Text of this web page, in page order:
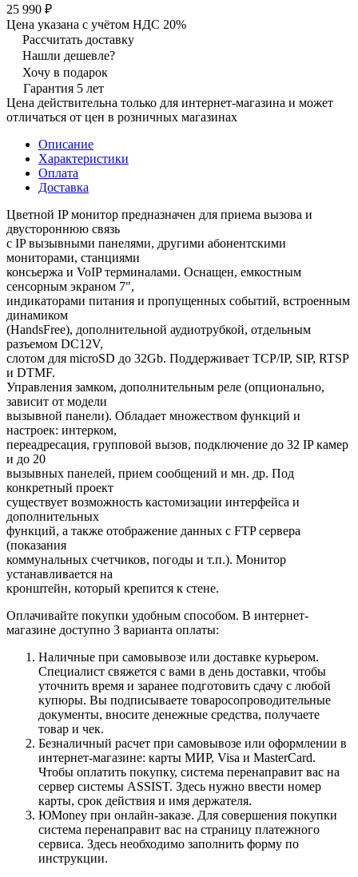
25 990 ₽
Цена указана с учётом НДС 20%
Рассчитать доставку
Нашли дешевле?
Хочу в подарок
Гарантия 5 лет
Цена действительна только для интернет-магазина и может
отличаться от цен в розничных магазинах
Описание
Характеристики
Оплата
Доставка
Цветной IP монитор предназначен для приема вызова и
двустороннюю связь
с IP вызывными панелями, другими абонентскими
мониторами, станциями
консьержа и VoIP терминалами. Оснащен, емкостным
сенсорным экраном 7",
индикаторами питания и пропущенных событий, встроенным
динамиком
(HandsFree), дополнительной аудиотрубкой, отдельным
разъемом DC12V,
слотом для microSD до 32Gb. Поддерживает TCP/IP, SIP, RTSP
и DTMF.
Управления замком, дополнительным реле (опционально,
зависит от модели
вызывной панели). Обладает множеством функций и
настроек: интерком,
переадресация, групповой вызов, подключение до 32 IP камер
и до 20
вызывных панелей, прием сообщений и мн. др. Под
конкретный проект
существует возможность кастомизации интерфейса и
дополнительных
функций, а также отображение данных с FTP сервера
(показания
коммунальных счетчиков, погоды и т.п.). Монитор
устанавливается на
кронштейн, который крепится к стене.
Оплачивайте покупки удобным способом. В интернет-
магазине доступно 3 варианта оплаты:
Наличные при самовывозе или доставке курьером.
Специалист свяжется с вами в день доставки, чтобы
уточнить время и заранее подготовить сдачу с любой
купюры. Вы подписываете товаросопроводительные
документы, вносите денежные средства, получаете
товар и чек.
Безналичный расчет при самовывозе или оформлении в
интернет-магазине: карты МИР, Visa и MasterCard.
Чтобы оплатить покупку, система перенаправит вас на
сервер системы ASSIST. Здесь нужно ввести номер
карты, срок действия и имя держателя.
ЮMoney при онлайн-заказе. Для совершения покупки
система перенаправит вас на страницу платежного
сервиса. Здесь необходимо заполнить форму по
инструкции.